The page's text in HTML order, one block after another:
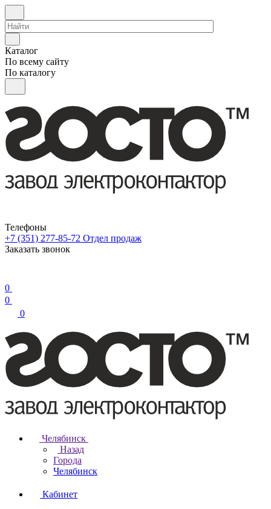
Каталог
По всему сайту
По каталогу
Телефоны
+7 (351) 277-85-72 Отдел продаж
Заказать звонок
0
0
0
Челябинск
Назад
Города
Челябинск
Кабинет